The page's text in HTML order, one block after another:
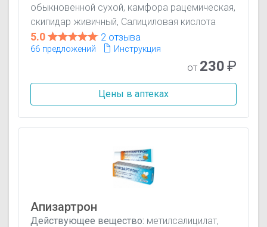
обыкновенной сухой, камфора рацемическая,
скипидар живичный, Салициловая кислота
5.0 2 отзыва
66 предложений Инструкция
от 230₽
Цены в аптеках
Апизартрон
Действующее вещество: метилсалицилат,